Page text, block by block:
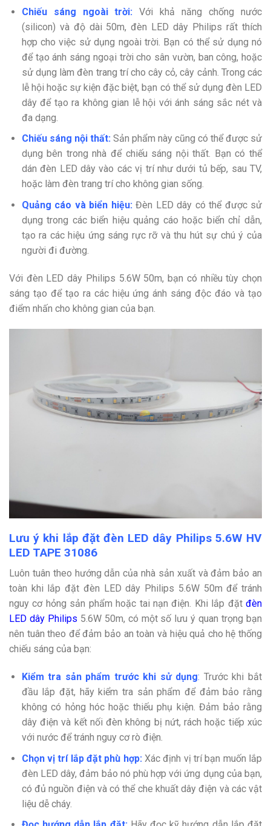
Chiếu sáng ngoài trời: Với khả năng chống nước
(silicon) và độ dài 50m, đèn LED dây Philips rất thích
hợp cho việc sử dụng ngoài trời. Bạn có thể sử dụng nó
để tạo ánh sáng ngoại trời cho sân vườn, ban công, hoặc
sử dụng làm đèn trang trí cho cây cỏ, cây cảnh. Trong các
lễ hội hoặc sự kiện đặc biệt, bạn có thể sử dụng đèn LED
dây để tạo ra không gian lễ hội với ánh sáng sắc nét và
đa dạng.
Chiếu sáng nội thất:Sản phẩm này cũng có thể được sử
dụng bên trong nhà để chiếu sáng nội thất. Bạn có thể
dán đèn LED dây vào các vị trí như dưới tủ bếp, sau TV,
hoặc làm đèn trang trí cho không gian sống.
Quảng cáo và biển hiệu:Đèn LED dây có thể được sử
dụng trong các biển hiệu quảng cáo hoặc biển chỉ dẫn,
tạo ra các hiệu ứng sáng rực rỡ và thu hút sự chú ý của
người đi đường.
Với đèn LED dây Philips 5.6W 50m, bạn có nhiều tùy chọn
sáng tạo để tạo ra các hiệu ứng ánh sáng độc đáo và tạo
điểm nhấn cho không gian của bạn.
Lưu ý khi lắp đặt đèn LED dây Philips 5.6W HV
LED TAPE 31086
Luôn tuân theo hướng dẫn của nhà sản xuất và đảm bảo an
toàn khi lắp đặt đèn LED dây Philips 5.6W 50m để tránh
nguy cơ hỏng sản phẩm hoặc tai nạn điện. Khi lắp đặt đèn
LED dây Philips 5.6W 50m, có một số lưu ý quan trọng bạn
nên tuân theo để đảm bảo an toàn và hiệu quả cho hệ thống
chiếu sáng của bạn:
Kiểm tra sản phẩm trước khi sử dụng: Trước khi bắt
đầu lắp đặt, hãy kiểm tra sản phẩm để đảm bảo rằng
không có hỏng hóc hoặc thiếu phụ kiện. Đảm bảo rằng
dây điện và kết nối đèn không bị nứt, rách hoặc tiếp xúc
với nước để tránh nguy cơ rò điện.
Chọn vị trí lắp đặt phù hợp: Xác định vị trí bạn muốn lắp
đèn LED dây, đảm bảo nó phù hợp với ứng dụng của bạn,
có đủ nguồn điện và có thể che khuất dây điện và các vật
liệu dễ cháy.